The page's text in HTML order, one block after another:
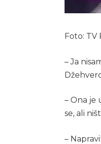
Foto: TV
– Ja
– Ona je
se, ali
–